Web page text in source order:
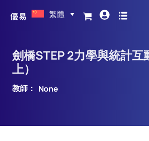
繁體
劍橋STEP 2力學與統計互
上）
教師： None